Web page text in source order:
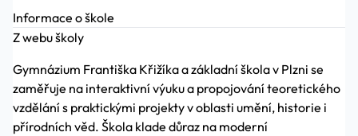
Informace o škole
Z webu školy
Gymnázium Františka Křižíka a základní škola v Plzni se
zaměřuje na interaktivní výuku a propojování teoretického
vzdělání s praktickými projekty v oblasti umění, historie i
přírodních věd. Škola klade důraz na moderní